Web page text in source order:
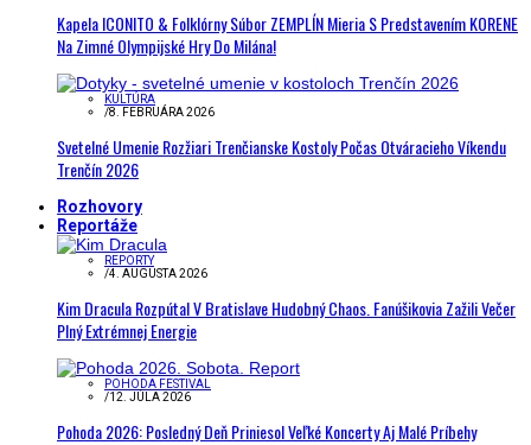
Kapela ICONITO & Folklórny Súbor ZEMPLÍN Mieria S Predstavením KORENE
Na Zimné Olympijské Hry Do Milána!
KULTÚRA
/8. FEBRUÁRA 2026
Svetelné Umenie Rozžiari Trenčianske Kostoly Počas Otváracieho Víkendu
Trenčín 2026
Rozhovory
Reportáže
REPORTY
/4. AUGUSTA 2026
Kim Dracula Rozpútal V Bratislave Hudobný Chaos. Fanúšikovia Zažili Večer
Plný Extrémnej Energie
POHODA FESTIVAL
/12. JÚLA 2026
Pohoda 2026: Posledný Deň Priniesol Veľké Koncerty Aj Malé Príbehy